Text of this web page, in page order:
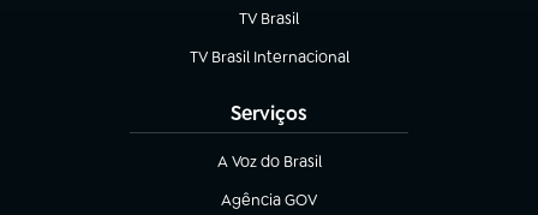
TV Brasil
(abre em nova aba)
TV Brasil Internacional
(abre em nova aba)
Serviços
A Voz do Brasil
(abre em nova aba)
Agência GOV
(abre em nova aba)